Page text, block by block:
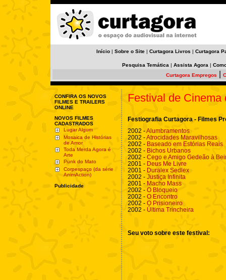
Início | Sobre o Site | Curtagora Livros | Curtagora
Pesquisa Temática | Assista Agora |
Curtagora Empregos
CONFIRA OS NOVOS
FILMES E TRAILERS
ONLINE
NOVOS FILMES
CADASTRADOS
Lugar Algum
Mosaica de Histórias
de Amor
Toda Merda Agora é
Arte
Punk do Mato
Corpespaço (da série
AnimAction)
Publicidade
Festival de Cinema
Festiografia Curtagora - Filmes
2002 -Alumbramentos
2002 -Atrocidades Maravilhosas
2002 - Baseado em Estórias Reais
2002 - Bichos Urbanos
2002 - Cego e Amigo Gedeão à
2001 - Deus Me Livre
2001 - Duralex Sedlex
2002 - Justiça Infinita
2001 - Macho Mass
2002 - O Bloqueio
2002 - O Encontro
2002 - O Prisioneiro
2002 - Última Trincheira
Seu voto sobre este festival: